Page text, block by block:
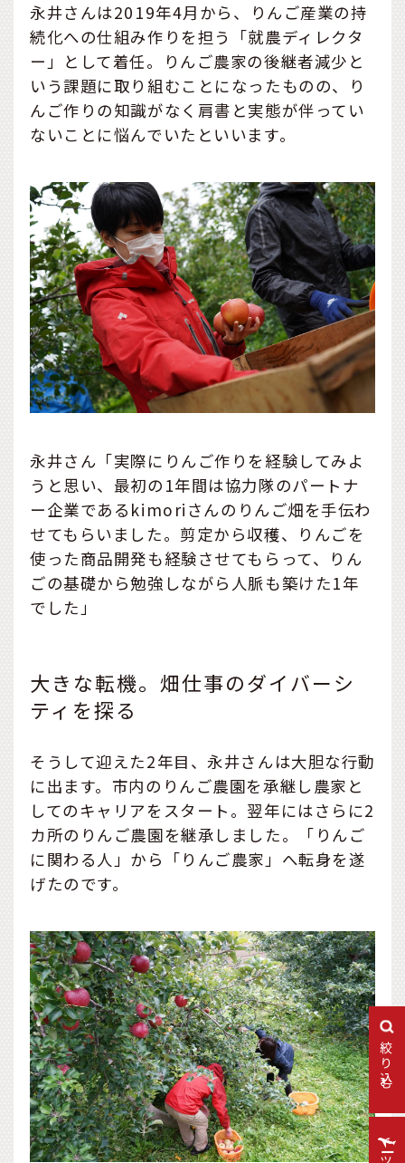
絞り込む
永井さんは2019年4月から、りんご産業の持
続化への仕組み作りを担う「就農ディレクタ
ー」として着任。りんご農家の後継者減少と
いう課題に取り組むことになったものの、り
んご作りの知識がなく肩書と実態が伴ってい
ないことに悩んでいたといいます。
永井さん「実際にりんご作りを経験してみよ
うと思い、最初の1年間は協力隊のパートナ
ー企業であるkimoriさんのりんご畑を手伝わ
せてもらいました。剪定から収穫、りんごを
使った商品開発も経験させてもらって、りん
ごの基礎から勉強しながら人脈も築けた1年
でした」
大きな転機。畑仕事のダイバーシ
ティを探る
そうして迎えた2年目、永井さんは大胆な行動
に出ます。市内のりんご農園を承継し農家と
してのキャリアをスタート。翌年にはさらに2
カ所のりんご農園を継承しました。「りんご
に関わる人」から「りんご農家」へ転身を遂
げたのです。